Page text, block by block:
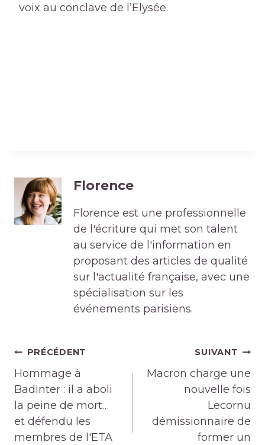
voix au conclave de l’Elysée.
Florence
Florence est une professionnelle
de l'écriture qui met son talent
au service de l'information en
proposant des articles de qualité
sur l'actualité française, avec une
spécialisation sur les
événements parisiens.
Navigation
de
l’article
PRÉCÉDENT
Hommage à
Badinter : il a aboli
la peine de mort…
et défendu les
membres de l'ETA
SUIVANT
Macron charge une
nouvelle fois
Lecornu
démissionnaire de
former un